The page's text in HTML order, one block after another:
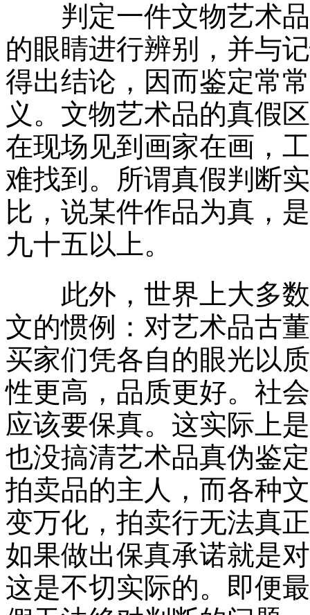
判定一件文物艺术品
的眼睛进行辨别，并与
得出结论，因而鉴定常
义。文物艺术品的真假
在现场见到画家在画，
难找到。所谓真假判断
比，说某件作品为真，
九十五以上。
此外，世界上大多数
文的惯例：对艺术品古
买家们凭各自的眼光以
性更高，品质更好。社
应该要保真。这实际上
也没搞清艺术品真伪鉴
拍卖品的主人，而各种
变万化，拍卖行无法真
如果做出保真承诺就是
这是不切实际的。即便